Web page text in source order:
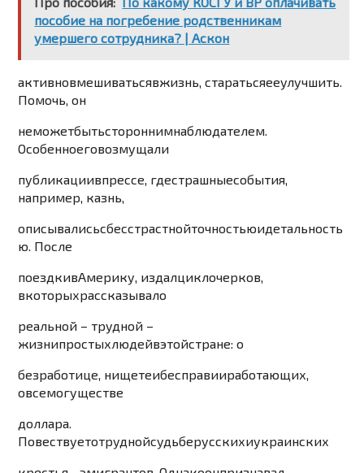
пособие на погребение родственникам
умершего сотрудника? | Аскон
активновмешиватьсявжизнь,старатьсяееулучшить.
Помочь,он
неможетбытьстороннимнаблюдателем.
Особенноеговозмущали
публикациивпрессе, гдестрашныесобытия,
например, казнь,
описывалисьсбесстрастнойточностьюидетальность
ю. После
поездкивАмерику, издалциклочерков,
вкоторыхрассказывало
реальной –трудной –
жизнипростыхлюдейвэтойстране:о
безработице, нищетеибесправииработающих,
овсемогуществе
доллара.
Повествуетотруднойсудьберусскихиукраинских